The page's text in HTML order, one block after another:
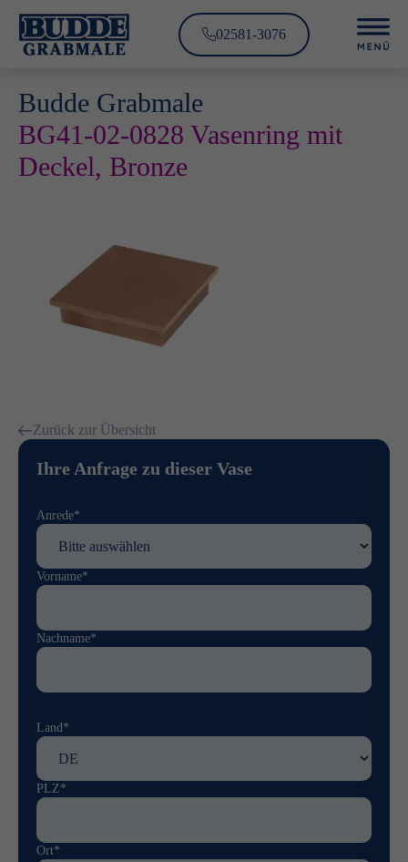
02581-3076
Budde Grabmale
BG41-02-0828 Vasenring mit
Deckel, Bronze
Zurück zur Übersicht
Ihre Anfrage zu dieser Vase
Anrede*
Vorname*
Nachname*
Land*
PLZ*
Ort*